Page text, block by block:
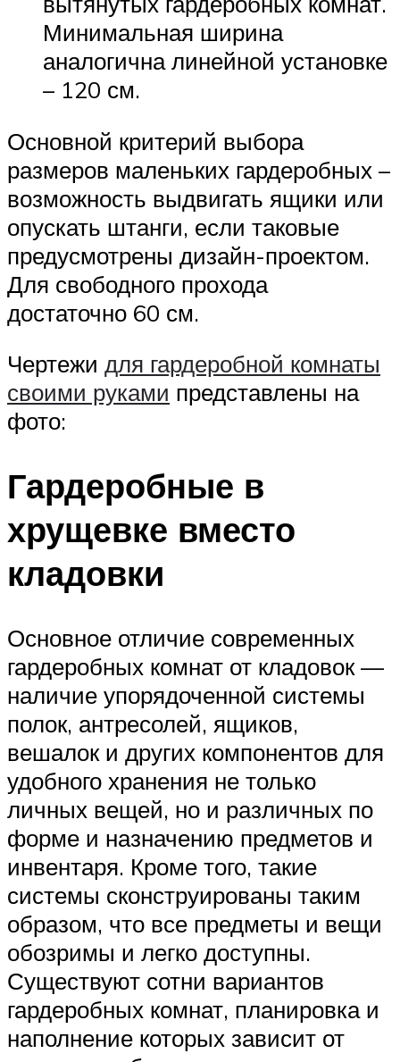
Минимальная ширина
аналогична линейной установке
– 120 см.
Основной критерий выбора
размеров маленьких гардеробных –
возможность выдвигать ящики или
опускать штанги, если таковые
предусмотрены дизайн-проектом.
Для свободного прохода
достаточно 60 см.
Чертежи для гардеробной комнаты
своими руками представлены на
фото:
Гардеробные в
хрущевке вместо
кладовки
Основное отличие современных
гардеробных комнат от кладовок —
наличие упорядоченной системы
полок, антресолей, ящиков,
вешалок и других компонентов для
удобного хранения не только
личных вещей, но и различных по
форме и назначению предметов и
инвентаря. Кроме того, такие
системы сконструированы таким
образом, что все предметы и вещи
обозримы и легко доступны.
Существуют сотни вариантов
гардеробных комнат, планировка и
наполнение которых зависит от